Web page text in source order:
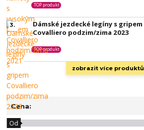
TOP produkt
3.
Dámské jezdecké legíny s gripem
Covalliero podzim/zima 2023
TOP produkt
zobrazit více produktů
Cena:
Od